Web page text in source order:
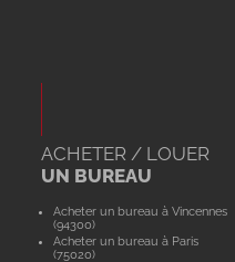
ACHETER / LOUER
UN BUREAU
Acheter un bureau à Vincennes
(94300)
Acheter un bureau à Paris
(75020)